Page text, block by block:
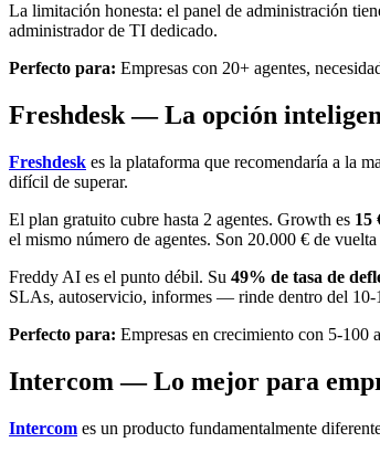
La limitación honesta: el panel de administración
administrador de TI dedicado.
Perfecto para: Empresas con 20+ agentes,
Freshdesk — La opción
Freshdesk es la plataforma que recomendaría a la
difícil de superar.
El plan gratuito cubre hasta 2 agentes. Growth es 15
el mismo número de agentes. Son 20.000 € de
Freddy AI es el punto débil. Su 49% de tasa de
SLAs, autoservicio, informes — rinde dentro del 10-
Perfecto para: Empresas en crecimiento con 5-100
Intercom — Lo mejor para
Intercom es un producto fundamentalmente